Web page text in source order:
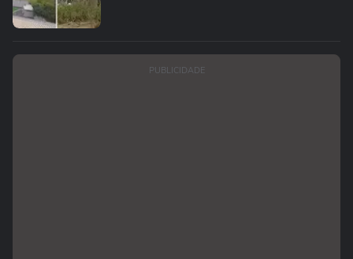
PUBLICIDADE